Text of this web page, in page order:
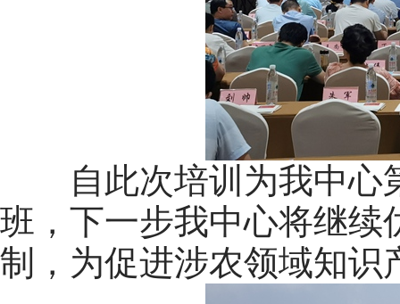
自此次培训为我中心
班，下一步我中心将继续
制，为促进涉农领域知识